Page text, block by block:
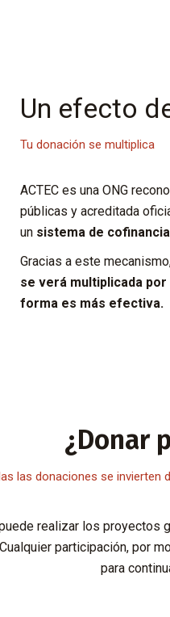
Un efecto
Tu donación se multiplica
ACTEC es una ONG
públicas y acreditada
un sistema de
Gracias a este
se verá multiplicada
forma es más efectiva.
¿Donar
las donaciones se invierten
realizar los proyectos
participación, por
para